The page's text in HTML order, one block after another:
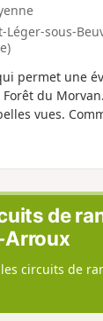
Léger-sous-
permet une
Forêt du
vues.
de la
de
circuits de